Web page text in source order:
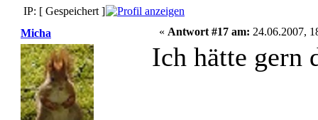
IP: [ Gespeichert ]
Micha
« Antwort #17 am: 24.06.2007,
Ich hätte gern